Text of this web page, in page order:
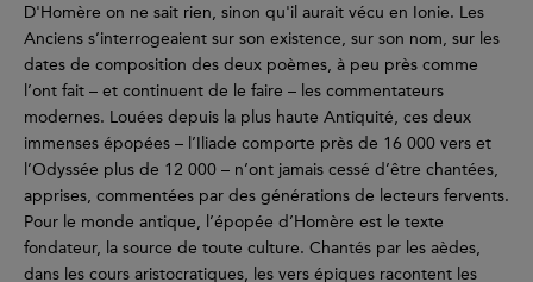
D'Homère on ne sait rien, sinon qu'il aurait vécu en Ionie. Les
Anciens s’interrogeaient sur son existence, sur son nom, sur les
dates de composition des deux poèmes, à peu près comme
l’ont fait – et continuent de le faire – les commentateurs
modernes. Louées depuis la plus haute Antiquité, ces deux
immenses épopées – l’Iliade comporte près de 16 000 vers et
l’Odyssée plus de 12 000 – n’ont jamais cessé d’être chantées,
apprises, commentées par des générations de lecteurs fervents.
Pour le monde antique, l’épopée d’Homère est le texte
fondateur, la source de toute culture. Chantés par les aèdes,
dans les cours aristocratiques, les vers épiques racontent les